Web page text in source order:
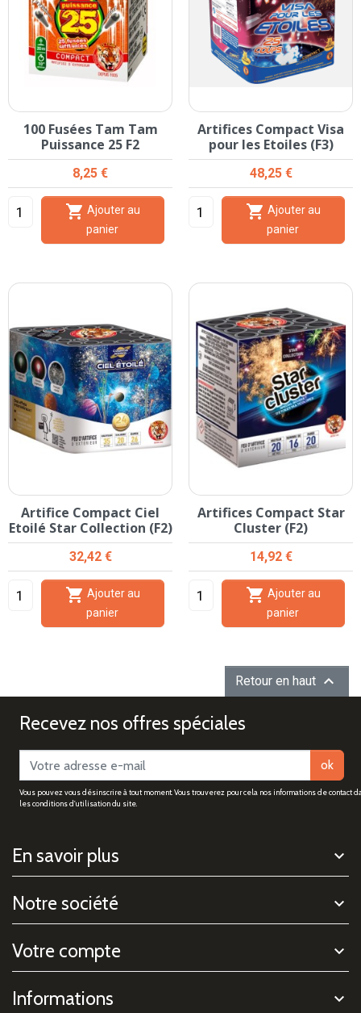
100 Fusées Tam Tam
Puissance 25 F2
Prix
8,25 €

panier
Artifices Compact Visa
pour les Etoiles (F3)
Prix
48,25 €

panier
Artifice Compact Ciel
Etoilé Star Collection (F2)
Prix
32,42 €

panier
Artifices Compact Star
Cluster (F2)
Prix
14,92 €

panier
Retour en haut 
Recevez nos offres spéciales
ok
Vous pouvez vous désinscrire à tout moment. Vous trouverez pour cela nos informations de contact
les conditions d'utilisation du site.
En savoir plus
Notre société
Votre compte
Informations